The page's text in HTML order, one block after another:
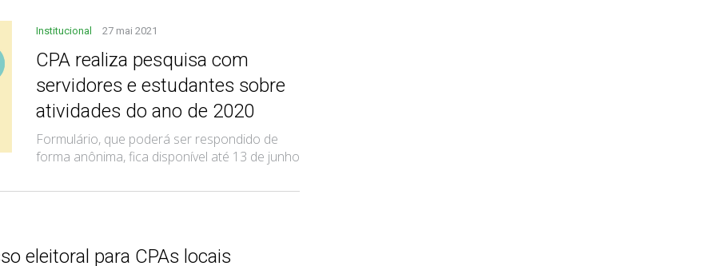
Institucional 27 mai 2021
CPA realiza pesquisa com
servidores e estudantes sobre
atividades do ano de 2020
Formulário, que poderá ser respondido de
forma anônima, fica disponível até 13 de junho
eleitoral para CPAs locais